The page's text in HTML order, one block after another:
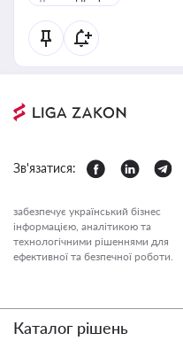
Зв'язатися:
забезпечує український бізнес
інформацією, аналітикою та
технологічними рішеннями для
ефективної та безпечної роботи.
Каталог рішень